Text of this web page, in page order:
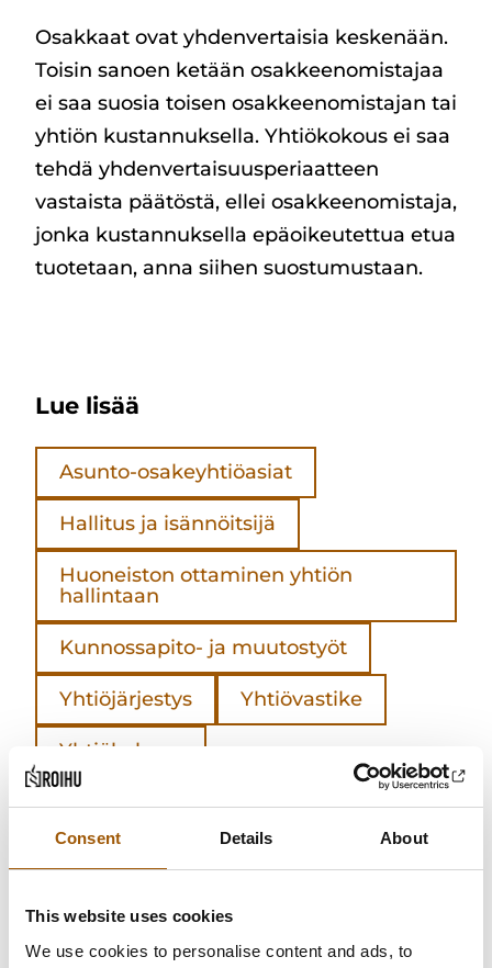
Consent Details About
This website uses cookies
We use cookies to personalise content and ads, to
Osakkaat ovat yhdenvertaisia keskenään.
Toisin sanoen ketään osakkeenomistajaa
ei saa suosia toisen osakkeenomistajan tai
yhtiön kustannuksella. Yhtiökokous ei saa
tehdä yhdenvertaisuusperiaatteen
vastaista päätöstä, ellei osakkeenomistaja,
jonka kustannuksella epäoikeutettua etua
tuotetaan, anna siihen suostumustaan.
Lue lisää
Asunto-osakeyhtiöasiat
Hallitus ja isännöitsijä
Huoneiston ottaminen yhtiön
hallintaan
Kunnossapito- ja muutostyöt
Yhtiöjärjestys Yhtiövastike
Yhtiökokous
Palvelemme asiakkaitamme